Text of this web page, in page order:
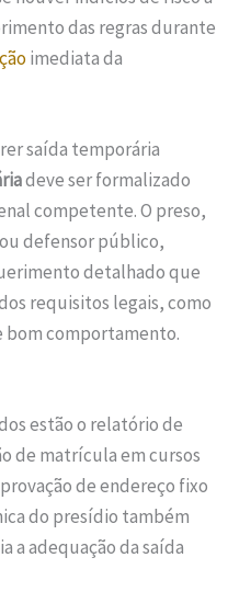
das regras durante
imediata da
saída temporária
deve ser formalizado
competente. O preso,
defensor público,
detalhado que
requisitos legais, como
bom comportamento.
estão o relatório de
de matrícula em cursos
de endereço fixo
do presídio também
a adequação da saída